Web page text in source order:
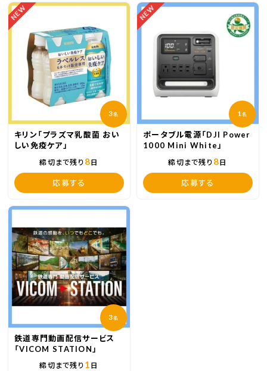
NEW
3名
キリン「プラズマ乳酸菌 おい
しい免疫ケア」
締切まで残り 8日
応募する
NEW
1名
ポータブル電源「DJI Power
1000 Mini White」
締切まで残り 8日
応募する
3名
鉄道専門動画配信サービス
「VICOM STATION」
締切まで残り 1 日